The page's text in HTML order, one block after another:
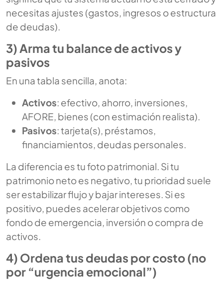
necesitas ajustes (gastos, ingresos o estructura
de deudas).
3) Arma tu balance de activos y
pasivos
En una tabla sencilla, anota:
Activos: efectivo, ahorro, inversiones,
AFORE, bienes (con estimación realista).
Pasivos: tarjeta(s), préstamos,
financiamientos, deudas personales.
La diferencia es tu foto patrimonial. Si tu
patrimonio neto es negativo, tu prioridad suele
ser estabilizar flujo y bajar intereses. Si es
positivo, puedes acelerar objetivos como
fondo de emergencia, inversión o compra de
activos.
4) Ordena tus deudas por costo (no
por “urgencia emocional”)